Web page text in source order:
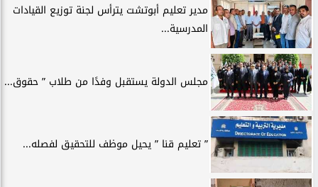
مدير تعليم أبوتشت يترأس لجنة توزيع القيادات
المدرسية...
مجلس الدولة يستقبل وفدًا من طلاب ” حقوق...
” تعليم قنا ” يحيل موظف للتحقيق لفصله...